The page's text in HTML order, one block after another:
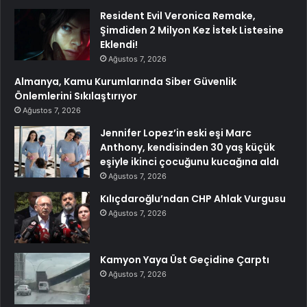
Resident Evil Veronica Remake,
Şimdiden 2 Milyon Kez İstek Listesine
Eklendi!
Ağustos 7, 2026
Almanya, Kamu Kurumlarında Siber Güvenlik
Önlemlerini Sıkılaştırıyor
Ağustos 7, 2026
Jennifer Lopez’in eski eşi Marc
Anthony, kendisinden 30 yaş küçük
eşiyle ikinci çocuğunu kucağına aldı
Ağustos 7, 2026
Kılıçdaroğlu’ndan CHP Ahlak Vurgusu
Ağustos 7, 2026
Kamyon Yaya Üst Geçidine Çarptı
Ağustos 7, 2026